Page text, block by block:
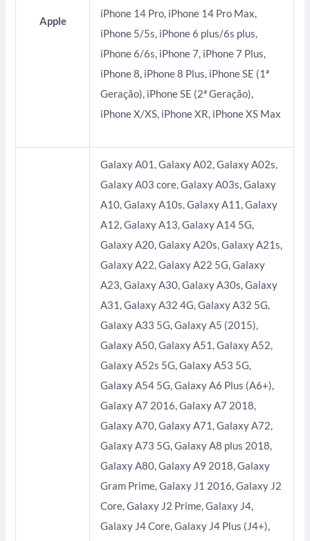
Apple
iPhone 14 Pro, iPhone 14 Pro Max,
iPhone 5/5s, iPhone 6 plus/6s plus,
iPhone 6/6s, iPhone 7, iPhone 7 Plus,
iPhone 8, iPhone 8 Plus, iPhone SE (1ª
Geração), iPhone SE (2ª Geração),
iPhone X/XS, iPhone XR, iPhone XS Max
Galaxy A01, Galaxy A02, Galaxy A02s,
Galaxy A03 core, Galaxy A03s, Galaxy
A10, Galaxy A10s, Galaxy A11, Galaxy
A12, Galaxy A13, Galaxy A14 5G,
Galaxy A20, Galaxy A20s, Galaxy A21s,
Galaxy A22, Galaxy A22 5G, Galaxy
A23, Galaxy A30, Galaxy A30s, Galaxy
A31, Galaxy A32 4G, Galaxy A32 5G,
Galaxy A33 5G, Galaxy A5 (2015),
Galaxy A50, Galaxy A51, Galaxy A52,
Galaxy A52s 5G, Galaxy A53 5G,
Galaxy A54 5G, Galaxy A6 Plus (A6+),
Galaxy A7 2016, Galaxy A7 2018,
Galaxy A70, Galaxy A71, Galaxy A72,
Galaxy A73 5G, Galaxy A8 plus 2018,
Galaxy A80, Galaxy A9 2018, Galaxy
Gram Prime, Galaxy J1 2016, Galaxy J2
Core, Galaxy J2 Prime, Galaxy J4,
Galaxy J4 Core, Galaxy J4 Plus (J4+),